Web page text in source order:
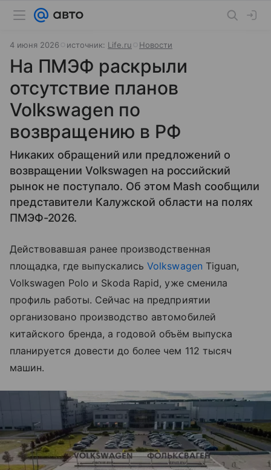
4 июня 2026 источник: Life.ru Новости
На ПМЭФ раскрыли
отсутствие планов
Volkswagen по
возвращению в РФ
Никаких обращений или предложений о
возвращении Volkswagen на российский
рынок не поступало. Об этом Mash сообщили
представители Калужской области на полях
ПМЭФ-2026.
Действовавшая ранее производственная
площадка, где выпускалисьVolkswagen Tiguan,
Volkswagen Polo и Skoda Rapid, уже сменила
профиль работы. Сейчас на предприятии
организовано производство автомобилей
китайского бренда, а годовой объём выпуска
планируется довести до более чем 112 тысяч
машин.